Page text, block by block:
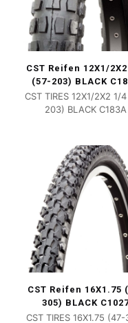
CST Reifen 12X1/
(57-203) BLACK
CST TIRES 12X1/2X2 1/
203) BLACK C183A
CST Reifen 16X1.75
305) BLACK
CST TIRES 16X1.75